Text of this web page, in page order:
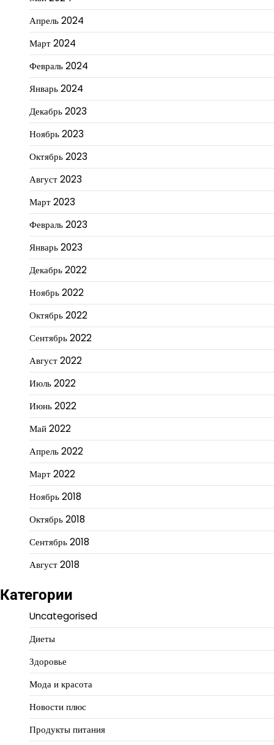
Апрель 2024
Март 2024
Февраль 2024
Январь 2024
Декабрь 2023
Ноябрь 2023
Октябрь 2023
Август 2023
Март 2023
Февраль 2023
Январь 2023
Декабрь 2022
Ноябрь 2022
Октябрь 2022
Сентябрь 2022
Август 2022
Июль 2022
Июнь 2022
Май 2022
Апрель 2022
Март 2022
Ноябрь 2018
Октябрь 2018
Сентябрь 2018
Август 2018
Категории
Uncategorised
Диеты
Здоровье
Мода и красота
Новости плюс
Продукты питания